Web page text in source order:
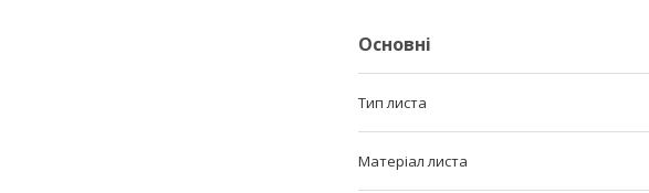
Основні
Тип листа
Матеріал листа